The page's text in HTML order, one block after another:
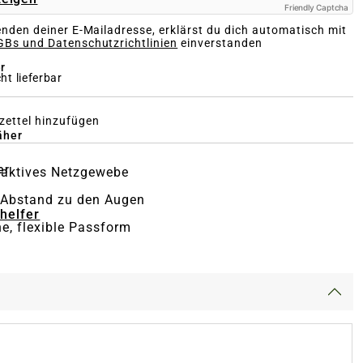
Friendly Captcha
deiner E-Mailadresse, erklärst du dich automatisch mit
und Datenschutzrichtlinien einverstanden
lieferbar
hinzufügen
Netzgewebe
zu den Augen
flexible Passform